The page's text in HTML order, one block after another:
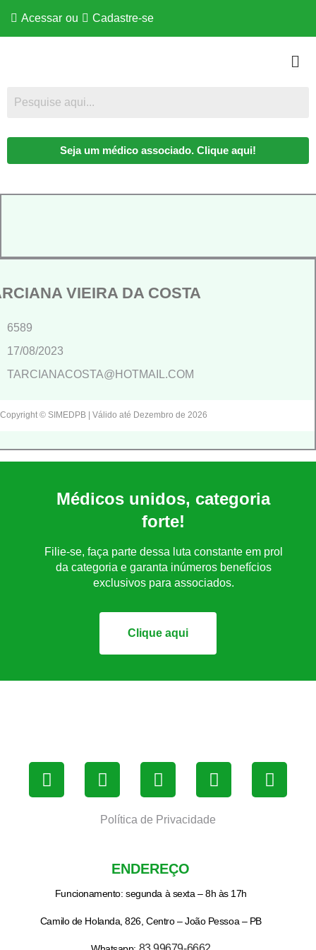
Acessar ou Cadastre-se
Seja um médico associado. Clique aqui!
VIEIRA DA COSTA
6589
17/08/2023
TARCIANACOSTA@HOTMAIL.COM
Copyright © SIMEDPB | Válido até Dezembro de 2026
Médicos unidos, categoria
forte!
Filie-se, faça parte dessa luta constante em prol
da categoria e garanta inúmeros benefícios
exclusivos para associados.
Clique aqui
Política de Privacidade
ENDEREÇO
Funcionamento: segunda à sexta – 8h às 17h
Camilo de Holanda, 826, Centro – João Pessoa – PB